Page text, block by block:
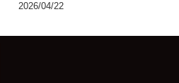
2026/04/22